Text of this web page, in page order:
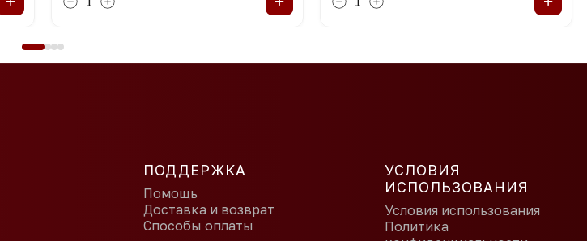
ПОДДЕРЖКА
Помощь
Доставка и возврат
Способы оплаты
УСЛОВИЯ
ИСПОЛЬЗОВАНИЯ
Условия использования
Политика